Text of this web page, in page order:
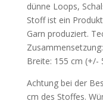
dünne Loops,
Stoff ist ein
Garn produziert.
Breite: 155 cm (+/-
Achtung bei der
cm des Stoffes.